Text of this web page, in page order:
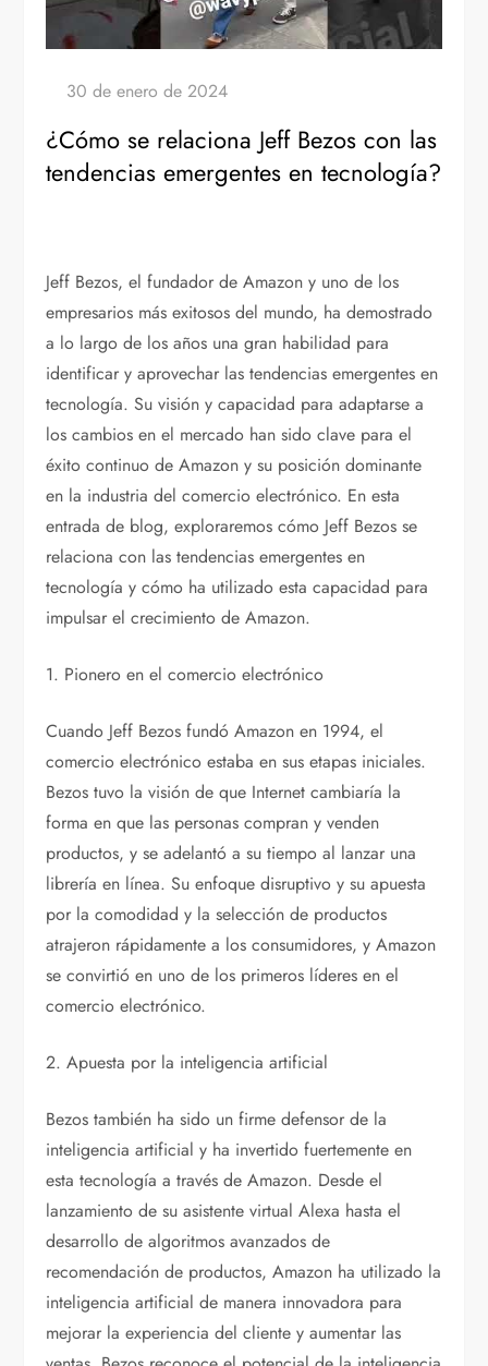
¿Cómo se relaciona Jeff Bezos con las
tendencias emergentes en tecnología?
Jeff Bezos, el fundador de Amazon y uno de los
empresarios más exitosos del mundo, ha demostrado
a lo largo de los años una gran habilidad para
identificar y aprovechar las tendencias emergentes en
tecnología. Su visión y capacidad para adaptarse a
los cambios en el mercado han sido clave para el
éxito continuo de Amazon y su posición dominante
en la industria del comercio electrónico. En esta
entrada de blog, exploraremos cómo Jeff Bezos se
relaciona con las tendencias emergentes en
tecnología y cómo ha utilizado esta capacidad para
impulsar el crecimiento de Amazon.
1. Pionero en el comercio electrónico
Cuando Jeff Bezos fundó Amazon en 1994, el
comercio electrónico estaba en sus etapas iniciales.
Bezos tuvo la visión de que Internet cambiaría la
forma en que las personas compran y venden
productos, y se adelantó a su tiempo al lanzar una
librería en línea. Su enfoque disruptivo y su apuesta
por la comodidad y la selección de productos
atrajeron rápidamente a los consumidores, y Amazon
se convirtió en uno de los primeros líderes en el
comercio electrónico.
2. Apuesta por la inteligencia artificial
Bezos también ha sido un firme defensor de la
inteligencia artificial y ha invertido fuertemente en
esta tecnología a través de Amazon. Desde el
lanzamiento de su asistente virtual Alexa hasta el
desarrollo de algoritmos avanzados de
recomendación de productos, Amazon ha utilizado la
inteligencia artificial de manera innovadora para
mejorar la experiencia del cliente y aumentar las